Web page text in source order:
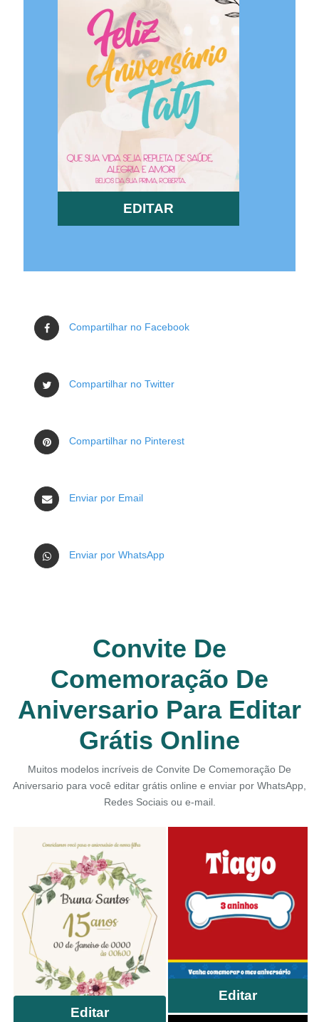
EDITAR
Compartilhar no Facebook
Compartilhar no Twitter
Compartilhar no Pinterest
Enviar por Email
Enviar por WhatsApp
Convite De
Comemoração De
Aniversario Para Editar
Grátis Online
Muitos modelos incríveis de Convite De Comemoração De
Aniversario para você editar grátis online e enviar por WhatsApp,
Redes Sociais ou e-mail.
Editar
Editar